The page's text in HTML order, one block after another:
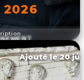
2026
Ajouté le 20